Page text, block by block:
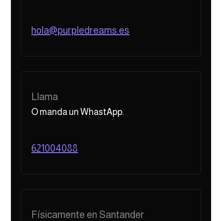
hola@purpledreams.es
Llama
O manda un WhastApp.
621004088
Físicamente en Santander